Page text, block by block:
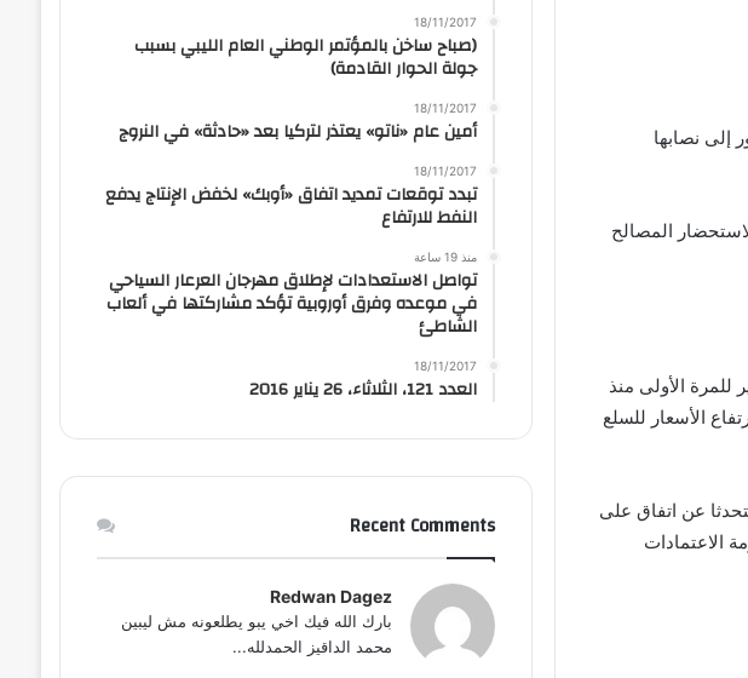
إلى نصابها
المصالح
للمرة الأولى منذ
الأسعار للسلع
عن اتفاق على
الاعتمادات
18/11/2017
(صباح ساخن بالمؤتمر الوطني العام الليبي بسبب
جولة الحوار القادمة)
18/11/2017
أمين عام «ناتو» يعتذر لتركيا بعد «حادثة» في النروج
18/11/2017
تبدد توقعات تمديد اتفاق «أوبك» لخفض الإنتاج يدفع
النفط للارتفاع
منذ 19 ساعة
تواصل الاستعدادات لإطلاق مهرجان العرعار السياحي
في موعده وفرق أوروبية تؤكد مشاركتها في ألعاب
الشاطئ
18/11/2017
العدد 121، الثلاثاء، 26 يناير 2016
Recent Comments
Redwan Dagez
بارك الله فيك اخي يبو يطلعونه مش ليبين
محمد الداقيز الحمدلله...